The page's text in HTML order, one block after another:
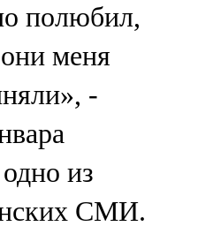
полюбил,
меня
-
из
СМИ.